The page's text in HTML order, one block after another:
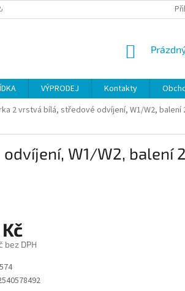
OSOBNÍCH ÚDAJŮ
VÝPRODEJ Kontakty
2 vrstvá bílá, středové odvíjení, W1/W2, balení
W1/W2, balení 2
bez DPH